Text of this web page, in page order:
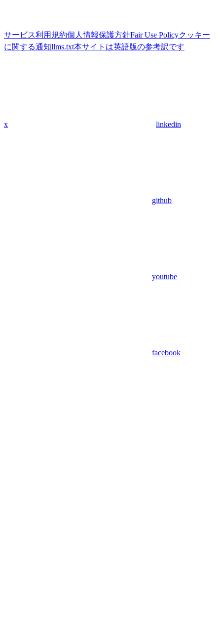
サービス利用規約個人情報保護方針Fair Use Policyクッキー
に関する通知llms.txt本サイトは英語版の参考訳です
x linkedin
github
youtube
facebook